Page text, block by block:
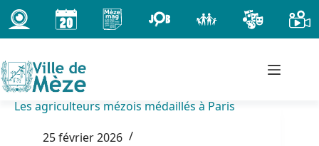
Passer
au
contenu
Les agriculteurs mézois médaillés à Paris
25 février 2026